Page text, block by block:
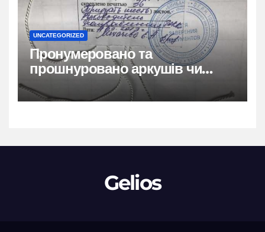
UNCATEGORIZED
Пронумеровано та
прошнуровано аркушів чи
сторінок: повний гайд
Gelios